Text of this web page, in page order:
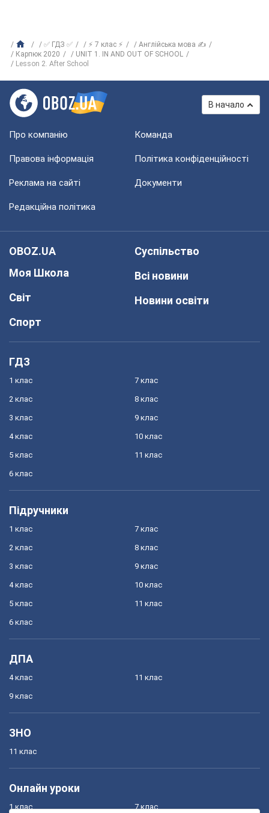
✅ ГДЗ ✅ ⚡ 7 клас ⚡
Англійська мова ✍
Карпюк 2020
UNIT 1. IN AND OUT OF SCHOOL
Lesson 2. After School
В начало
Про компанію Команда
Правова інформація Політика конфіденційності
Реклама на сайті Документи
Редакційна політика
OBOZ.UA
Моя Школа
Світ
Спорт
Суспільство
Всі новини
Новини освіти
ГДЗ
1 клас
2 клас
3 клас
4 клас
5 клас
6 клас
7 клас
8 клас
9 клас
10 клас
11 клас
Підручники
1 клас
2 клас
3 клас
4 клас
5 клас
6 клас
7 клас
8 клас
9 клас
10 клас
11 клас
ДПА
4 клас
9 клас
11 клас
ЗНО
11 клас
Онлайн уроки
1 клас 7 клас